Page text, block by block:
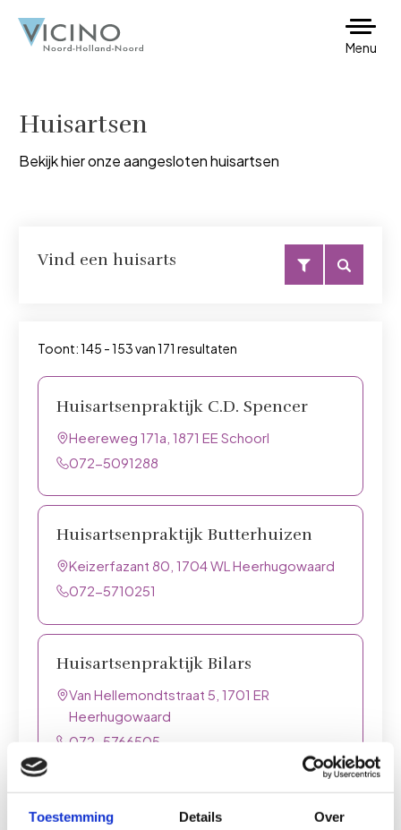
Toestemming Details Over
Menu
Huisartsen
Bekijk hier onze aangesloten huisartsen
Vind een huisarts
Toont: 145 - 153 van 171 resultaten
Huisartsenpraktijk C.D. Spencer
Heereweg 171a, 1871 EE Schoorl
072-5091288
Huisartsenpraktijk Butterhuizen
Keizerfazant 80, 1704 WL Heerhugowaard
072-5710251
Huisartsenpraktijk Bilars
Van Hellemondtstraat 5, 1701 ER
Heerhugowaard
072-5766505
Huisartsenpraktijk Berkhout